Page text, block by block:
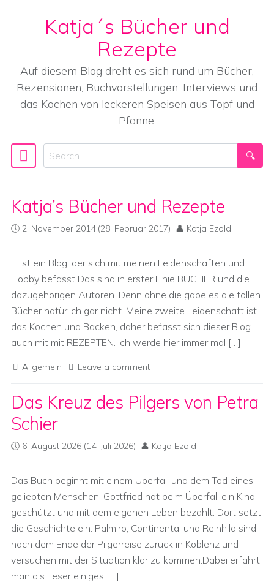
Skip to content
Katja´s Bücher und
Rezepte
Auf diesem Blog dreht es sich rund um Bücher,
Rezensionen, Buchvorstellungen, Interviews und
das Kochen von leckeren Speisen aus Topf und
Pfanne.
Main Navigation
Search
Katja’s Bücher und Rezepte
2. November 2014(28. Februar 2017) Katja Ezold
… ist ein Blog, der sich mit meinen Leidenschaften und
Hobby befasst Das sind in erster Linie BÜCHER und die
dazugehörigen Autoren. Denn ohne die gäbe es die tollen
Bücher natürlich gar nicht. Meine zweite Leidenschaft ist
das Kochen und Backen, daher befasst sich dieser Blog
auch mit mit REZEPTEN. Ich werde hier immer mal […]
Allgemein Leave a comment
Das Kreuz des Pilgers von Petra
Schier
6. August 2026 (14. Juli 2026) Katja Ezold
Das Buch beginnt mit einem Überfall und dem Tod eines
geliebten Menschen. Gottfried hat beim Überfall ein Kind
geschützt und mit dem eigenen Leben bezahlt. Dort setzt
die Geschichte ein. Palmiro, Continental und Reinhild sind
nach dem Ende der Pilgerreise zurück in Koblenz und
versuchen mit der Situation klar zu kommen.Dabei erfährt
man als Leser einiges […]